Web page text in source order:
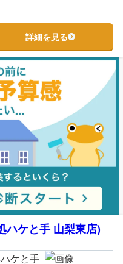
詳細を見る
ハケと手 山梨東店)